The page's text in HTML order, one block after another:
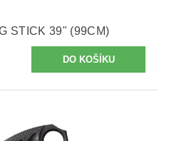
STICK 39" (99CM)